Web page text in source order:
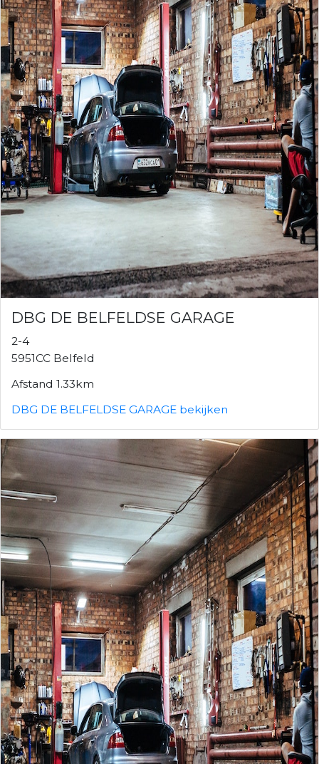
DBG DE BELFELDSE GARAGE
2-4
5951CC Belfeld
Afstand 1.33km
DBG DE BELFELDSE GARAGE bekijken